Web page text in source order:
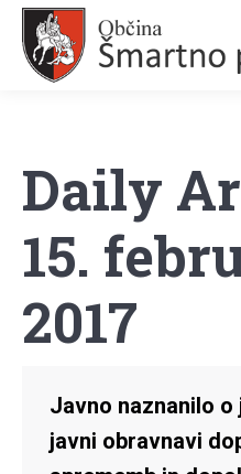
Daily
15.
2017
Javno naznanilo
javni obravnavi